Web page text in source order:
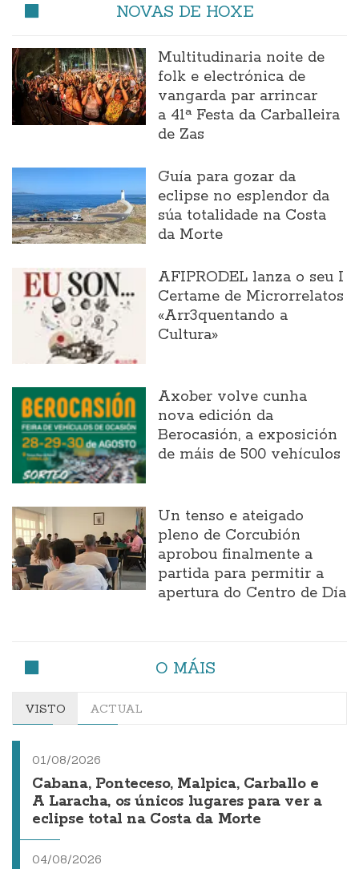
NOVAS DE HOXE
Multitudinaria noite de
folk e electrónica de
vangarda par arrincar
a 41ª Festa da Carballeira
de Zas
Guía para gozar da
eclipse no esplendor da
súa totalidade na Costa
da Morte
AFIPRODEL lanza o seu I
Certame de Microrrelatos
«Arr3quentando a
Cultura»
Axober volve cunha
nova edición da
Berocasión, a exposición
de máis de 500 vehículos
Un tenso e ateigado
pleno de Corcubión
aprobou finalmente a
partida para permitir a
apertura do Centro de Día
O MÁIS
VISTO ACTUAL
01/08/2026
Cabana, Ponteceso, Malpica, Carballo e
A Laracha, os únicos lugares para ver a
eclipse total na Costa da Morte
04/08/2026